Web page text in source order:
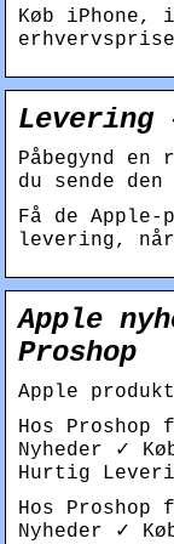
Køb iPhone,
Levering
Påbegynd
du sende
Få de
levering,
Apple
Proshop
Apple
Hos
Nyheder ✓
Hurtig
Hos
Nyheder ✓